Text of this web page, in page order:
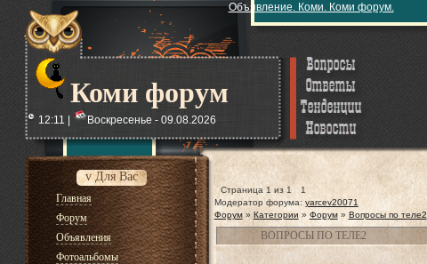
Коми форум
Объявление. Коми. Коми форум.
12:11 |
Воскресенье - 09.08.2026
v Для Вас
Главная
Форум
Объявления
Фотоальбомы
Страница 1 из 1
1
Модератор форума: yarcev20071
Форум » Категории » Форум » Вопросы по теле2
ВОПРОСЫ ПО ТЕЛЕ2